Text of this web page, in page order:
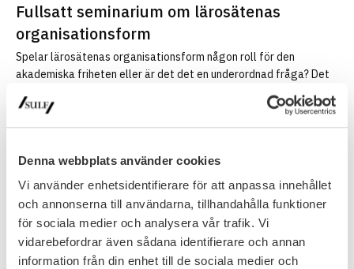
Denna webbplats använder cookies
Vi använder enhetsidentifierare för att anpassa innehållet
och annonserna till användarna, tillhandahålla funktioner
för sociala medier och analysera vår trafik. Vi
vidarebefordrar även sådana identifierare och annan
information från din enhet till de sociala medier och
Fullsatt seminarium om lärosätenas
organisationsform
Spelar lärosätenas organisationsform någon roll för den
akademiska friheten eller är det det en underordnad fråga? Det